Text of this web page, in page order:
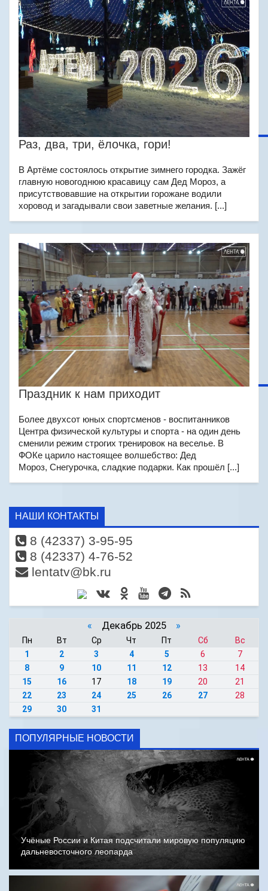
Раз, два, три, ёлочка, гори!
В Артёме состоялось открытие зимнего городка. Зажёг
главную новогоднюю красавицу сам Дед Мороз, а
присутствовавшие на открытии горожане водили
хоровод и загадывали свои заветные желания. [...]
Праздник к нам приходит
Более двухсот юных спортсменов - воспитанников
Центра физической культуры и спорта - на один день
сменили режим строгих тренировок на веселье. В
ФОКе царило настоящее волшебство: Дед
Мороз, Снегурочка, сладкие подарки. Как прошёл [...]
НАШИ КОНТАКТЫ
8 (42337) 3-95-95
8 (42337) 4-76-52
lentatv@bk.ru
« Декабрь 2025 »
Пн Вт Ср Чт Пт Сб
Вс
1
2 3 4 5 6
7
8
9 10 11 12 13
14
15
16 17 18 19 20
21
22
23 24 25 26 27
28
29
30 31
ПОПУЛЯРНЫЕ НОВОСТИ
Учёные России и Китая подсчитали мировую популяцию
дальневосточного леопарда